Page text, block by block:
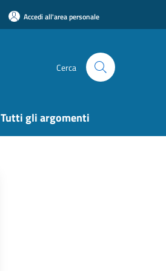
Accedi all'area personale
Cerca
Tutti gli argomenti